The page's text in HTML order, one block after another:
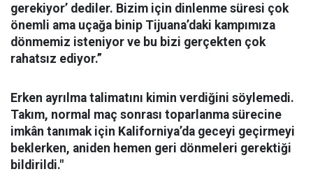
gerekiyor’ dediler. Bizim için dinlenme süresi çok
önemli ama uçağa binip Tijuana’daki kampımıza
dönmemiz isteniyor ve bu bizi gerçekten çok
rahatsız ediyor.”
Erken ayrılma talimatını kimin verdiğini söylemedi.
Takım, normal maç sonrası toparlanma sürecine
imkân tanımak için Kaliforniya’da geceyi geçirmeyi
beklerken, aniden hemen geri dönmeleri gerektiği
bildirildi."